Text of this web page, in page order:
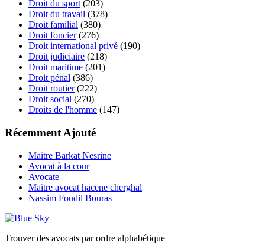
Droit du sport (203)
Droit du travail (378)
Droit familial (380)
Droit foncier(276)
Droit international privé (190)
Droit judiciaire (218)
Droit maritime (201)
Droit pénal (386)
Droit routier(222)
Droit social (270)
Droits de l'homme (147)
Récemment Ajouté
Maitre Barkat Nesrine
Avocat à la cour
Avocate
Maître avocat hacene cherghal
Nassim Foudil Bouras
Trouver des avocats par ordre alphabétique